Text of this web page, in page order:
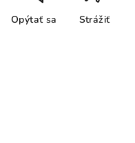
Opýtať sa Strážiť